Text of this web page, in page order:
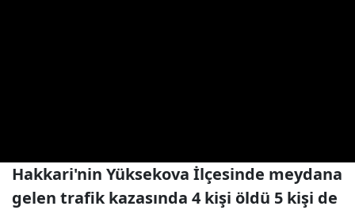
Hakkari'nin Yüksekova İlçesinde meydana
gelen trafik kazasında 4 kişi öldü 5 kişi de